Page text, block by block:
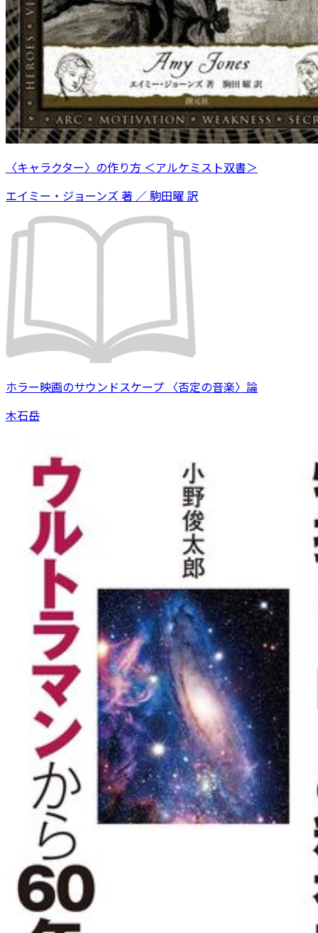
〈キャラクター〉の作り方 ＜アルケミスト双書＞
エイミー・ジョーンズ 著 ／ 駒田曜 訳
ホラー映画のサウンドスケープ 〈否定の音楽〉論
木石岳